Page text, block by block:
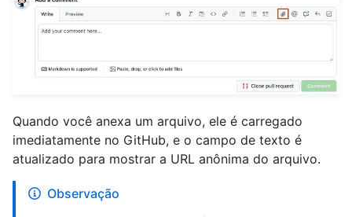
Quando você anexa um arquivo, ele é carregado
imediatamente no GitHub, e o campo de texto é
atualizado para mostrar a URL anônima do arquivo.
Observação